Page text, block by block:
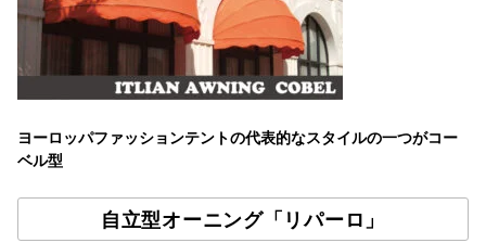
ヨーロッパファッションテントの代表的なスタイルの一つがコー
ベル型
自立型オーニング「リパーロ」